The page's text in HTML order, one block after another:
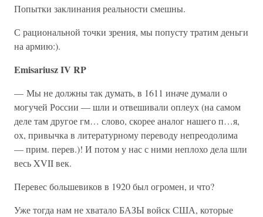
Попытки заклинания реальности смешны.
С рациональной точки зрения, мы попусту тратим деньги
на армию:).
Emisariusz IV RP
— Мы не должны так думать, в 1611 иначе думали о
могучей России — шли и отвешивали оплеух (на самом
деле там другое гм… слово, скорее аналог нашего п…я,
ох, привычка в литературному переводу непреодолима
— прим. перев.)! И потом у нас с ними неплохо дела шли
весь XVII век.
Перевес большевиков в 1920 был огромен, и что?
Уже тогда нам не хватало БАЗЫ войск США, которые